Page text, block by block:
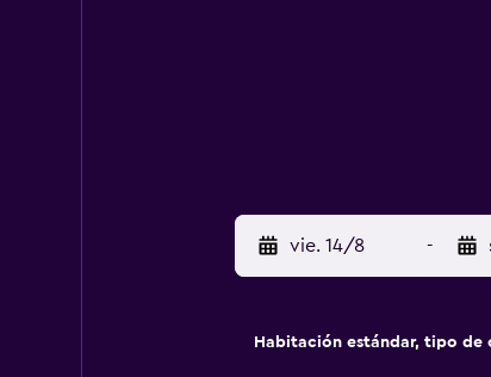
vie. 14/8 -
Habitación estándar, tipo de